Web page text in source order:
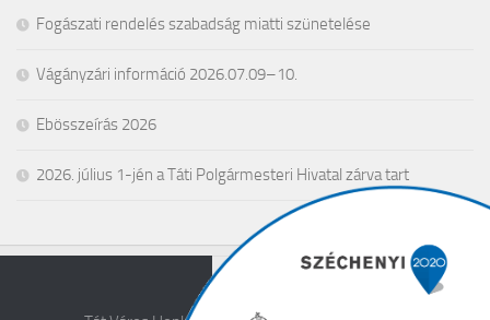
Fogászati rendelés szabadság miatti szünetelése
Vágányzári információ 2026.07.09–10.
Ebösszeírás 2026
2026. július 1-jén a Táti Polgármesteri Hivatal zárva tart